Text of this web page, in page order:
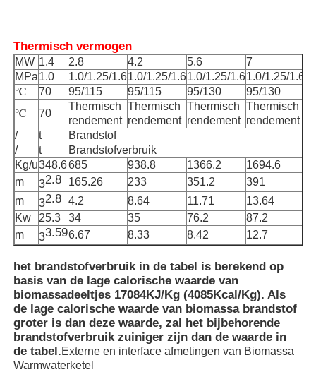
Gasverwarming
biomassastoomketel
Industriële laboratoriumoven
Vacuüm Droogoven
Thermisch vermogen
MW 1.4 2.8 4.2 5.6 7
MPa1.0 1.0/1.25/1.61.0/1.25/1.61.0/1.25/1.61.0/1.25/1.6
℃
70 95/115 95/115 95/130 95/130
℃
70
Thermisch
rendement
Thermisch
rendement
Thermisch
rendement
Thermisch
rendement
/
t
Brandstof
/
t
Brandstofverbruik
Kg/u348.6685 938.8 1366.2 1694.6
m
32.8 165.26 233 351.2 391
m
32.8 4.2 8.64 11.71 13.64
Kw
25.3 34 35 76.2 87.2
m
33.596.67 8.33 8.42 12.7
het brandstofverbruik in de tabel is berekend op
basis van de lage calorische waarde van
biomassadeeltjes 17084KJ/Kg (4085Kcal/Kg). Als
de lage calorische waarde van biomassa brandstof
groter is dan deze waarde, zal het bijbehorende
brandstofverbruik zuiniger zijn dan de waarde in
de tabel.Externe en interface afmetingen van Biomassa
Warmwaterketel